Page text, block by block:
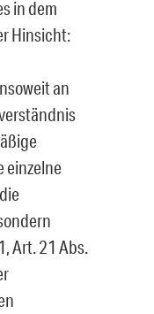
in dem
Hinsicht:
an
einzelne
Art. 21 Abs.